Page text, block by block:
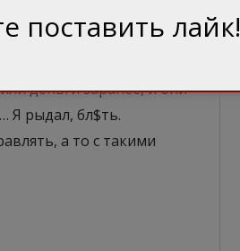
пять с половиной
хочет поехать…
взрослых мужика зная
деньги заранее, и они
Я рыдал, бл$ть.
а то с такими
поставить лайк!